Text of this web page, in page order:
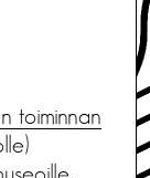
toiminnan